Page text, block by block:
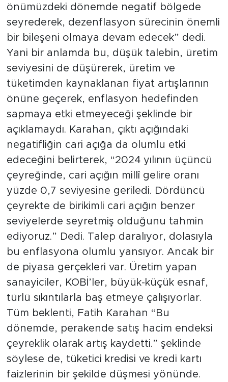
önümüzdeki dönemde negatif bölgede
seyrederek, dezenflasyon sürecinin önemli
bir bileşeni olmaya devam edecek” dedi.
Yani bir anlamda bu, düşük talebin, üretim
seviyesini de düşürerek, üretim ve
tüketimden kaynaklanan fiyat artışlarının
önüne geçerek, enflasyon hedefinden
sapmaya etki etmeyeceği şeklinde bir
açıklamaydı. Karahan, çıktı açığındaki
negatifliğin cari açığa da olumlu etki
edeceğini belirterek, “2024 yılının üçüncü
çeyreğinde, cari açığın millî gelire oranı
yüzde 0,7 seviyesine geriledi. Dördüncü
çeyrekte de birikimli cari açığın benzer
seviyelerde seyretmiş olduğunu tahmin
ediyoruz.” Dedi. Talep daralıyor, dolasıyla
bu enflasyona olumlu yansıyor. Ancak bir
de piyasa gerçekleri var. Üretim yapan
sanayiciler, KOBİ’ler, büyük-küçük esnaf,
türlü sıkıntılarla baş etmeye çalışıyorlar.
Tüm beklenti, Fatih Karahan “Bu
dönemde, perakende satış hacim endeksi
çeyreklik olarak artış kaydetti.” şeklinde
söylese de, tüketici kredisi ve kredi kartı
faizlerinin bir şekilde düşmesi yönünde.